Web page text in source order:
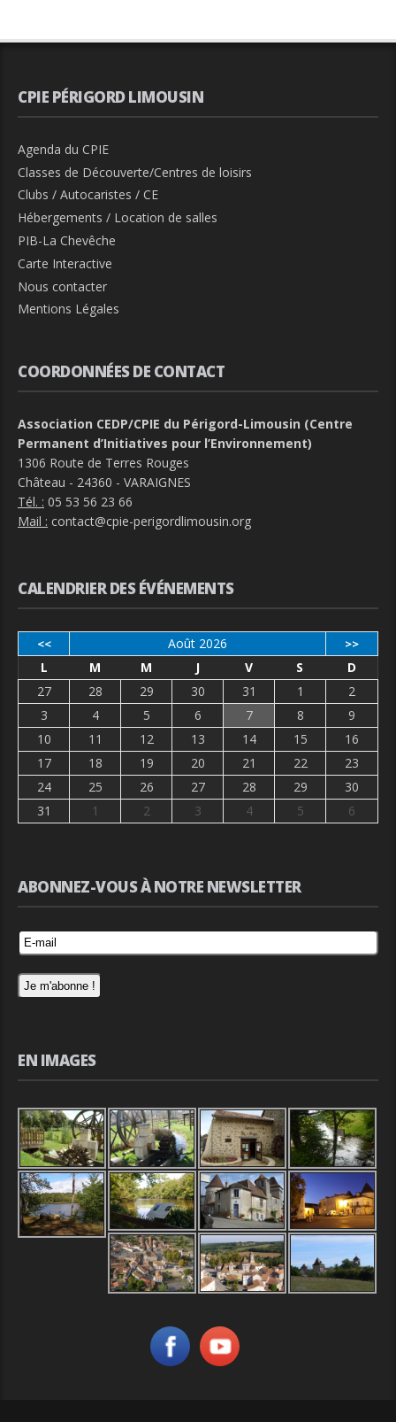
CPIE PÉRIGORD LIMOUSIN
Agenda du CPIE
Classes de Découverte/Centres de loisirs
Clubs / Autocaristes / CE
Hébergements / Location de salles
PIB-La Chevêche
Carte Interactive
Nous contacter
Mentions Légales
COORDONNÉES DE CONTACT
Association CEDP/CPIE du Périgord-Limousin (Centre
Permanent d’Initiatives pour l’Environnement)
1306 Route de Terres Rouges
Château - 24360 - VARAIGNES
Tél. : 05 53 56 23 66
Mail : contact@cpie-perigordlimousin.org
CALENDRIER DES ÉVÉNEMENTS
<< Août 2026 >>
L M M J V S
D
27
28 29 30 31 1
2
3
4 5 6 7 8
9
10
11 12 13 14 15
16
17
18 19 20 21 22
23
24
25 26 27 28 29
30
31
1 2 3 4 5 6
ABONNEZ-VOUS À NOTRE NEWSLETTER
EN IMAGES